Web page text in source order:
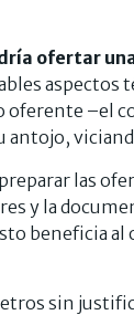
ofertar
aspectos
–el
antojo,
las
y la
beneficia al
sin